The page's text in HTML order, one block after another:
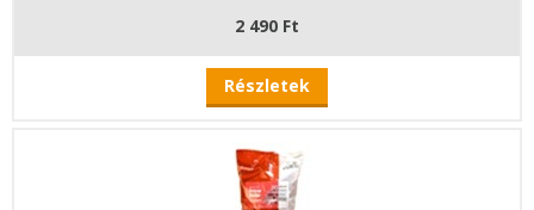
2 490 Ft
Részletek